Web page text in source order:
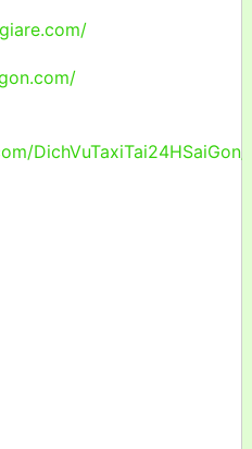
DichVuTaxiTai24HSaiGon/